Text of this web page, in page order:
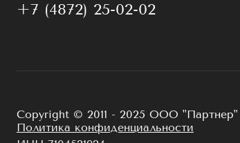
+7 (4872) 25-02-02
Copyright © 2011 - 2025 ООО "Партнер"
Политика конфиденциальности